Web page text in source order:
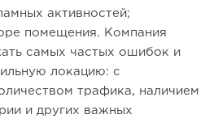
активностей;
помещения. Компания
самых частых ошибок и
локацию: с
трафика, наличием
и других важных